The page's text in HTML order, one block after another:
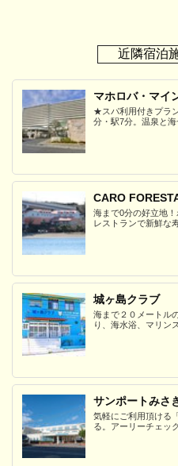
近隣宿泊
マホロバ・マイ
★スパ利用付きプラ
分・駅7分。温泉と
CARO
海まで0分の好立地
レストランで新鮮な
城ヶ島クラブ
海まで２０メートル
り、海水浴、マリン
サンポートみさ
気軽にご利用頂ける
る。アーリーチェッ